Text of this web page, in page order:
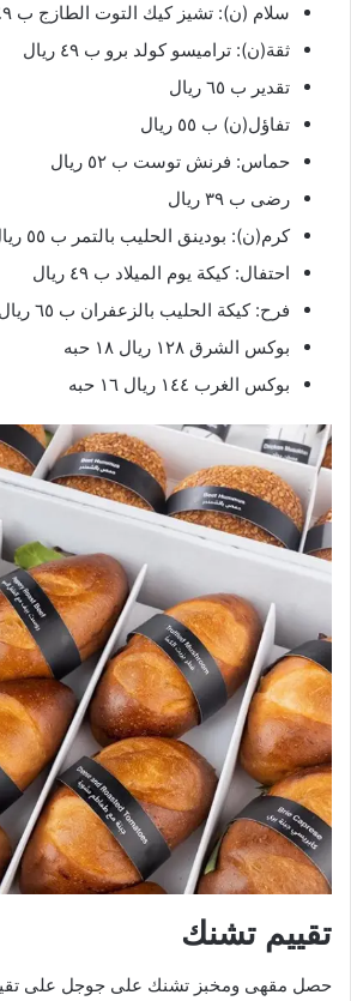
سلام (ن): تشيز كيك التوت الطازج ب ٤٩ ريال
ثقة(ن): تراميسو كولد برو ب ٤٩ ريال
تقدير ب ٦٥ ريال
تفاؤل(ن) ب ٥٥ ريال
حماس: فرنش توست ب ٥٢ ريال
رضى ب ٣٩ ريال
كرم(ن): بودينق الحليب بالتمر ب ٥٥ ريال
احتفال: كيكة يوم الميلاد ب ٤٩ ريال
فرح: كيكة الحليب بالزعفران ب ٦٥ ريال
بوكس الشرق ١٢٨ ريال ١٨ حبه
بوكس الغرب ١٤٤ ريال ١٦ حبه
تقييم تشنك